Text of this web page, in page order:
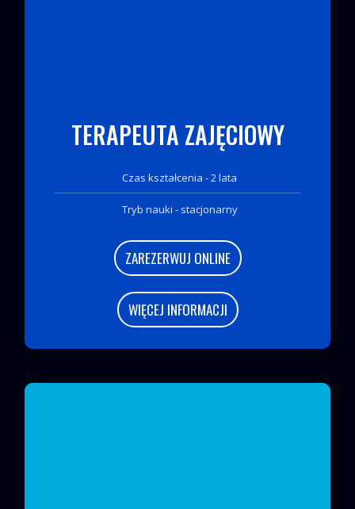
TERAPEUTA ZAJĘCIOWY
Czas kształcenia - 2 lata
Tryb nauki - stacjonarny
ZAREZERWUJ ONLINE
WIĘCEJ INFORMACJI